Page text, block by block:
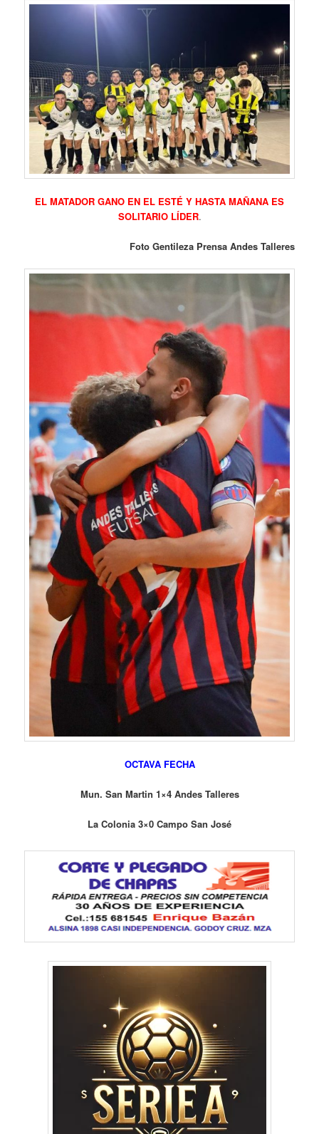
EL MATADOR GANO EN EL ESTÉ Y HASTA MAÑANA ES
SOLITARIO LÍDER.
Foto Gentileza Prensa Andes Talleres
OCTAVA FECHA
Mun. San Martin 1×4 Andes Talleres
La Colonia 3×0 Campo San José